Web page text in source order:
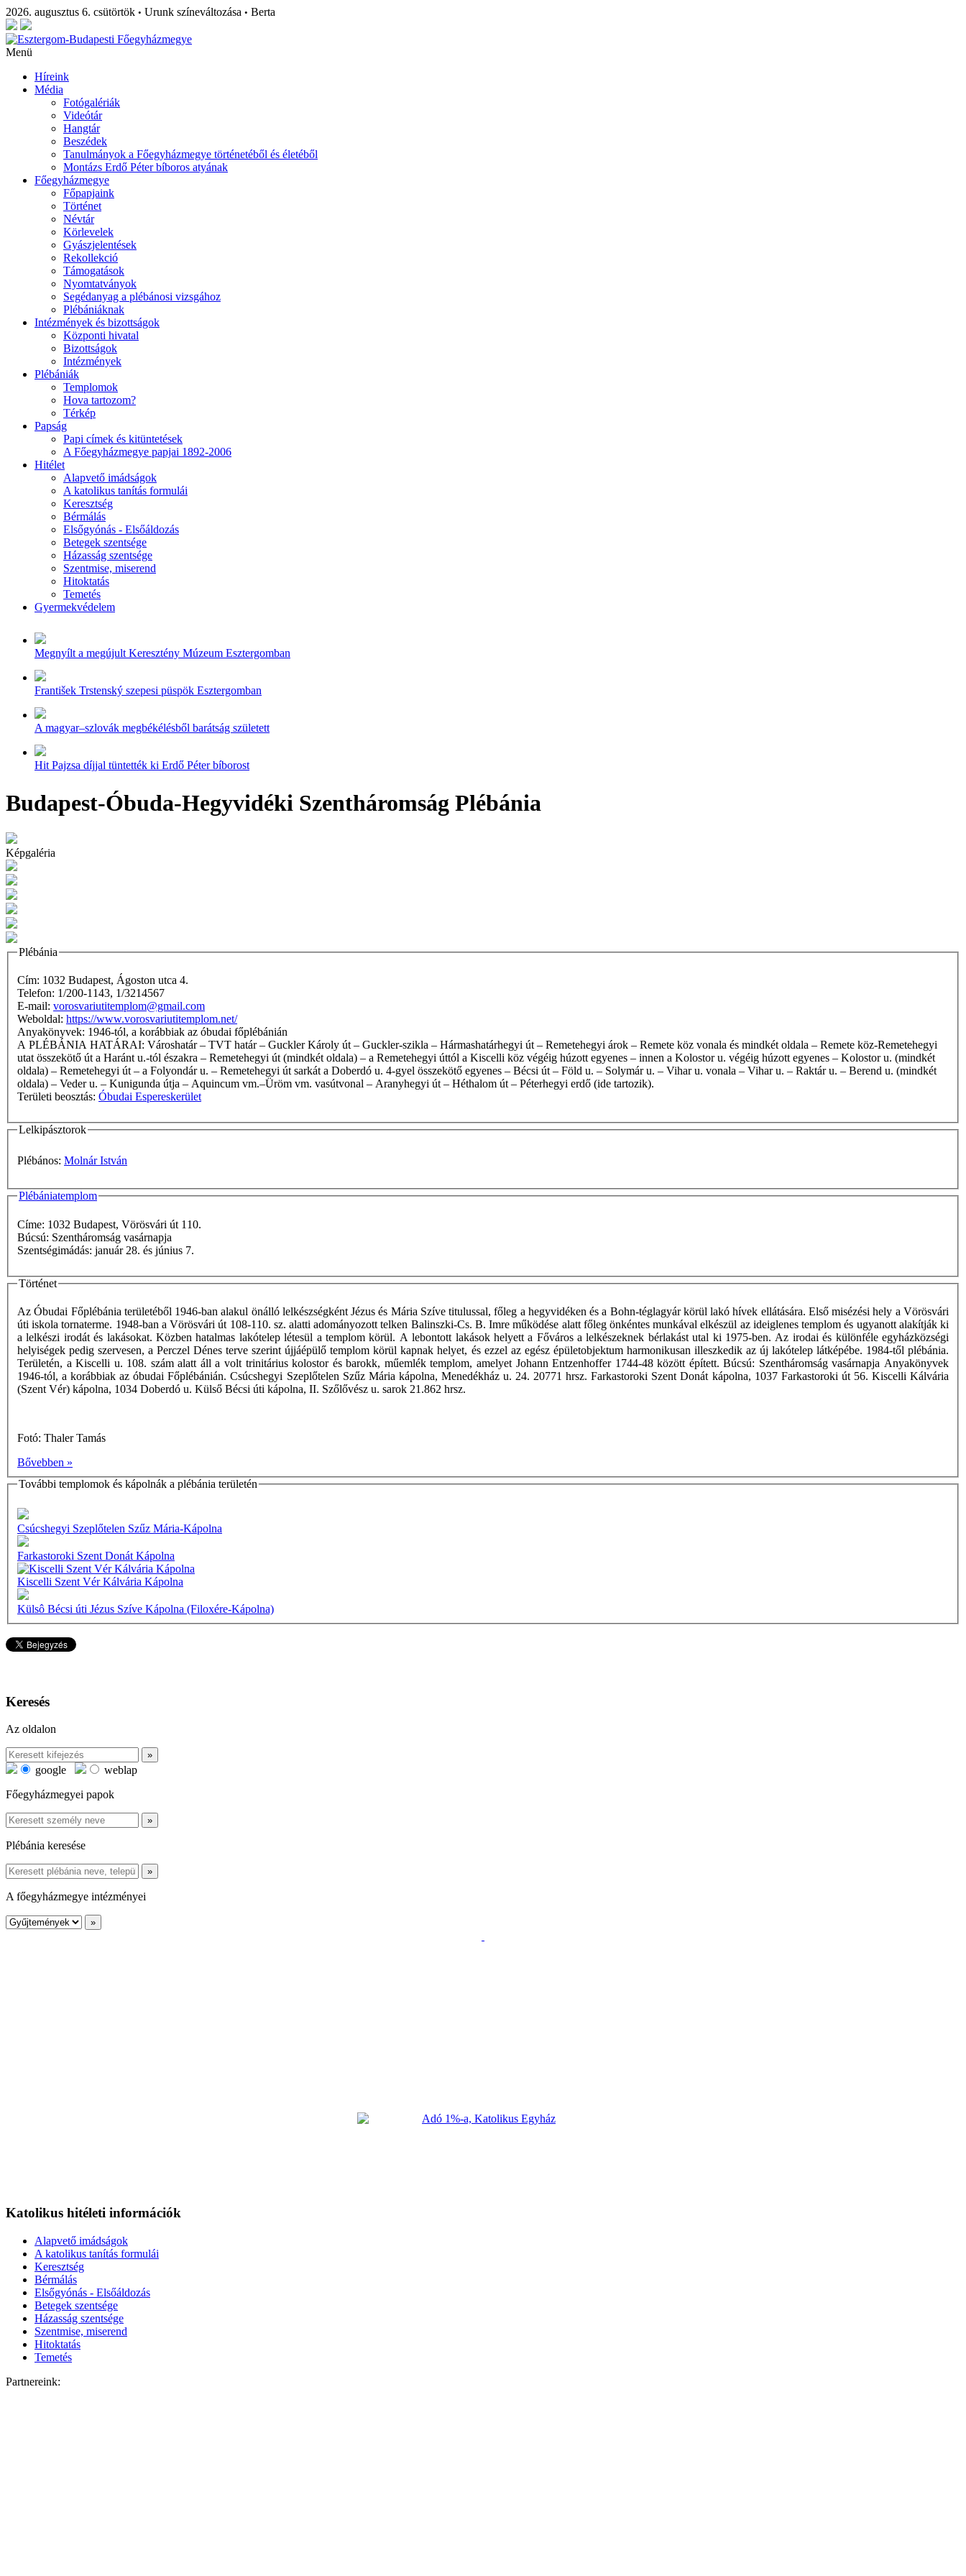
2026. augusztus 6. csütörtök • Urunk színeváltozása • Berta
Menü
Híreink
Média
Fotógalériák
Videótár
Hangtár
Beszédek
Tanulmányok a Főegyházmegye történetéből és életéből
Montázs Erdő Péter bíboros atyának
Főegyházmegye
Főpapjaink
Történet
Névtár
Körlevelek
Gyászjelentések
Rekollekció
Támogatások
Nyomtatványok
Segédanyag a plébánosi vizsgához
Plébániáknak
Intézmények és bizottságok
Központi hivatal
Bizottságok
Intézmények
Plébániák
Templomok
Hova tartozom?
Térkép
Papság
Papi címek és kitüntetések
A Főegyházmegye papjai 1892-2006
Hitélet
Alapvető imádságok
A katolikus tanítás formulái
Keresztség
Bérmálás
Elsőgyónás - Elsőáldozás
Betegek szentsége
Házasság szentsége
Szentmise, miserend
Hitoktatás
Temetés
Gyermekvédelem
Megnyílt a megújult Keresztény Múzeum Esztergomban
František Trstenský szepesi püspök Esztergomban
A magyar–szlovák megbékélésből barátság született
Hit Pajzsa díjjal tüntették ki Erdő Péter bíborost
Budapest-Óbuda-Hegyvidéki Szentháromság Plébánia
Képgaléria
Plébánia
Cím: 1032 Budapest, Ágoston utca 4.
Telefon: 1/200-1143, 1/3214567
E-mail: vorosvariutitemplom@gmail.com
Weboldal: https://www.vorosvariutitemplom.net/
Anyakönyvek: 1946-tól, a korábbiak az óbudai főplébánián
A PLÉBÁNIA HATÁRAI: Városhatár – TVT határ – Guckler Károly út – Guckler-szikla – Hármashatárhegyi út – Remetehegyi árok – Remete köz vonala és mindkét oldala – Remete köz-Remetehegyi
utat összekötő út a Haránt u.-tól északra – Remetehegyi út (mindkét oldala) – a Remetehegyi úttól a Kiscelli köz végéig húzott egyenes – innen a Kolostor u. végéig húzott egyenes – Kolostor u. (mindkét
oldala) – Remetehegyi út – a Folyondár u. – Remetehegyi út sarkát a Doberdó u. 4-gyel összekötő egyenes – Bécsi út – Föld u. – Solymár u. – Vihar u. vonala – Vihar u. – Raktár u. – Berend u. (mindkét
oldala) – Veder u. – Kunigunda útja – Aquincum vm.–Üröm vm. vasútvonal – Aranyhegyi út – Héthalom út – Péterhegyi erdő (ide tartozik).
Területi beosztás: Óbudai Espereskerület
Lelkipásztorok
Plébános: Molnár István
Plébániatemplom
Címe: 1032 Budapest, Vörösvári út 110.
Búcsú: Szentháromság vasárnapja
Szentségimádás: január 28. és június 7.
Történet
Az Óbudai Főplébánia területéből 1946-ban alakul önálló lelkészségként Jézus és Mária Szíve titulussal, főleg a hegyvidéken és a Bohn-téglagyár körül lakó hívek ellátására. Első misézési hely a Vörösvári
úti iskola tornaterme. 1948-ban a Vörösvári út 108-110. sz. alatti adományozott telken Balinszki-Cs. B. Imre működése alatt főleg önkéntes munkával elkészül az ideiglenes templom és ugyanott alakítják ki
a lelkészi irodát és lakásokat. Közben hatalmas lakótelep létesül a templom körül. A lebontott lakások helyett a Főváros a lelkészeknek bérlakást utal ki 1975-ben. Az irodai és különféle egyházközségi
helyiségek pedig szervesen, a Perczel Dénes terve szerint újjáépülő templom körül kapnak helyet, és ezzel az egész épületobjektum harmonikusan illeszkedik az új lakótelep látképébe. 1984-től plébánia.
Területén, a Kiscelli u. 108. szám alatt áll a volt trinitárius kolostor és barokk, műemlék templom, amelyet Johann Entzenhoffer 1744-48 között épített. Búcsú: Szentháromság vasárnapja Anyakönyvek
1946-tól, a korábbiak az óbudai Főplébánián. Csúcshegyi Szeplőtelen Szűz Mária kápolna, Menedékház u. 24. 20771 hrsz. Farkastoroki Szent Donát kápolna, 1037 Farkastoroki út 56. Kiscelli Kálvária
(Szent Vér) kápolna, 1034 Doberdó u. Külső Bécsi úti kápolna, II. Szőlővész u. sarok 21.862 hrsz.
Fotó: Thaler Tamás
Bővebben »
További templomok és kápolnák a plébánia területén
Csúcshegyi Szeplőtelen Szűz Mária-Kápolna
Farkastoroki Szent Donát Kápolna
Kiscelli Szent Vér Kálvária Kápolna
Külsô Bécsi úti Jézus Szíve Kápolna (Filoxére-Kápolna)
Keresés
Az oldalon
google
weblap
Főegyházmegyei papok
Plébánia keresése
A főegyházmegye intézményei
Katolikus hitéleti információk
Alapvető imádságok
A katolikus tanítás formulái
Keresztség
Bérmálás
Elsőgyónás - Elsőáldozás
Betegek szentsége
Házasság szentsége
Szentmise, miserend
Hitoktatás
Temetés
Partnereink: